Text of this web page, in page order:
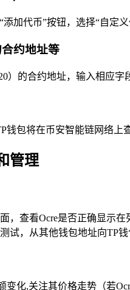
加代币”按钮，选择“自定
约地址等
）的合约地址，输入相应
钱包将在币安智能链网络上
管理
，查看Ocre是否正确显示
试，从其他钱包地址向TP
变化,关注其价格走势（若